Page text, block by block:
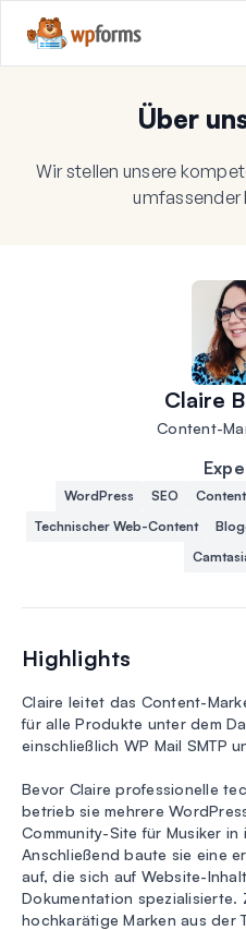
Über
Wir stellen unsere
umfassender
Claire
Content-
WordPress SEO
Technischer Web-Content
Highlights
Claire leitet das Content-
für alle Produkte unter dem
einschließlich WP Mail SMTP
Bevor Claire professionelle
betrieb sie mehrere
Community-Site für Musiker in
Anschließend baute sie eine
auf, die sich auf Website-
Dokumentation spezialisierte.
hochkarätige Marken aus der